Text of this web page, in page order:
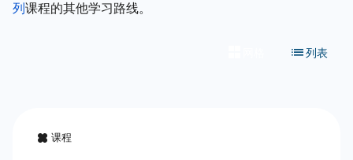
列课程的其他学习路线。